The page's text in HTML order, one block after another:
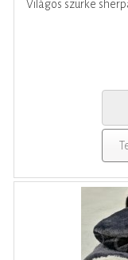
Világos szürke